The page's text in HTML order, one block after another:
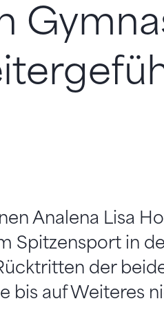
Analena Lisa
Spitzensport in
der
bis auf Weiteres